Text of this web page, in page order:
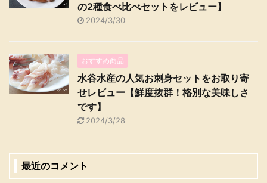
の2種食べ比べセットをレビュー】
2024/3/30
おすすめ商品
水谷水産の人気お刺身セットをお取り寄
せレビュー【鮮度抜群！格別な美味しさ
です】
2024/3/28
最近のコメント